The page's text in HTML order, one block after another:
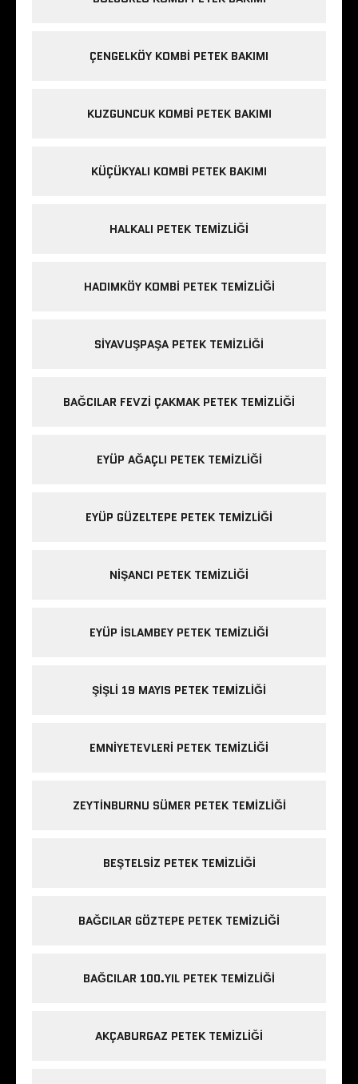
ÇENGELKÖY KOMBI PETEK BAKIMI
KUZGUNCUK KOMBI PETEK BAKIMI
KÜÇÜKYALI KOMBI PETEK BAKIMI
HALKALI PETEK TEMIZLIĞI
HADIMKÖY KOMBI PETEK TEMIZLIĞI
SIYAVUŞPAŞA PETEK TEMIZLIĞI
BAĞCILAR FEVZI ÇAKMAK PETEK TEMIZLIĞI
EYÜP AĞAÇLI PETEK TEMIZLIĞI
EYÜP GÜZELTEPE PETEK TEMIZLIĞI
NIŞANCI PETEK TEMIZLIĞI
EYÜP ISLAMBEY PETEK TEMIZLIĞI
ŞIŞLI 19 MAYIS PETEK TEMIZLIĞI
EMNIYETEVLERI PETEK TEMIZLIĞI
ZEYTINBURNU SÜMER PETEK TEMIZLIĞI
BEŞTELSIZ PETEK TEMIZLIĞI
BAĞCILAR GÖZTEPE PETEK TEMIZLIĞI
BAĞCILAR 100.YIL PETEK TEMIZLIĞI
AKÇABURGAZ PETEK TEMIZLIĞI